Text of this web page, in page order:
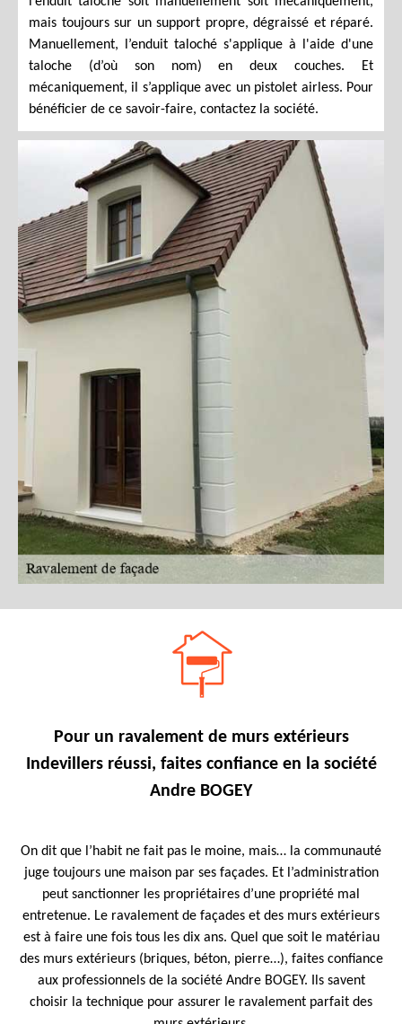
mais toujours sur un support propre, dégraissé et réparé.
Manuellement, l’enduit taloché s'applique à l'aide d'une
taloche (d’où son nom) en deux couches. Et
mécaniquement, il s’applique avec un pistolet airless. Pour
bénéficier de ce savoir-faire, contactez la société.
Pour un ravalement de murs extérieurs
Indevillers réussi, faites confiance en la société
Andre BOGEY
On dit que l’habit ne fait pas le moine, mais… la communauté
juge toujours une maison par ses façades. Et l’administration
peut sanctionner les propriétaires d’une propriété mal
entretenue. Le ravalement de façades et des murs extérieurs
est à faire une fois tous les dix ans. Quel que soit le matériau
des murs extérieurs (briques, béton, pierre…), faites confiance
aux professionnels de la société Andre BOGEY. Ils savent
choisir la technique pour assurer le ravalement parfait des